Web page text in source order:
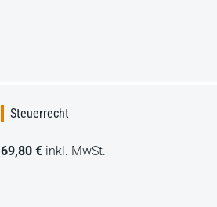
Steuerrecht
69,80 € inkl. MwSt.